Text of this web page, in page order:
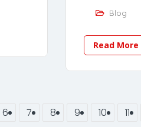
Blog
Read More
6 7 8 9 10 11